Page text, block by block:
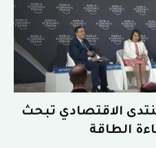
الاقتصادي تبحث
الطاقة